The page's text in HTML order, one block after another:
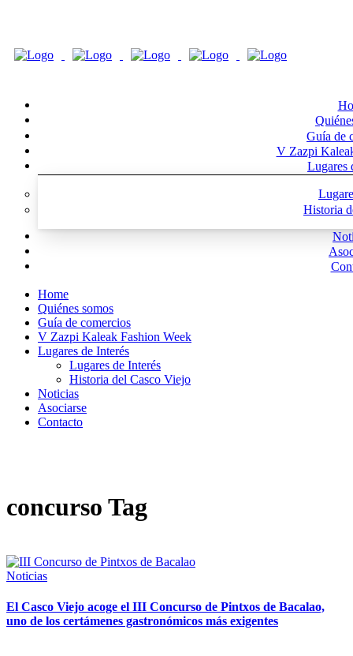
Guía de
V Zazpi
Lugares
Historia
Home
Quiénes somos
Guía de comercios
V Zazpi Kaleak Fashion Week
Lugares de Interés
Lugares de Interés
Historia del Casco Viejo
Noticias
Asociarse
Contacto
concurso Tag
Noticias
El Casco Viejo acoge el III Concurso de Pintxos de Bacalao,
uno de los certámenes gastronómicos más exigentes